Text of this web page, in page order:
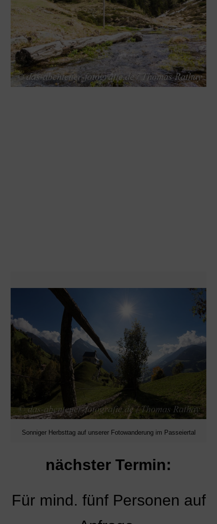
Sonniger Herbsttag auf unserer Fotowanderung im Passeiertal
nächster Termin:
Für mind. fünf Personen auf